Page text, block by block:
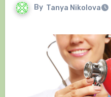
By Tanya Nikolova